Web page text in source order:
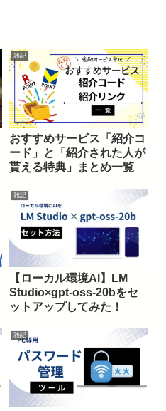
雑記
おすすめサービス「紹介コ
ード」と「紹介された人が
貰える特典」まとめ一覧
雑記
【ローカル環境AI】LM
Studio×gpt-oss-20bをセ
ットアップしてみた！
雑記